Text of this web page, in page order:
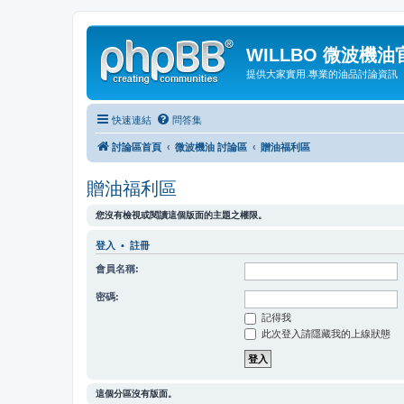
WILLBO 微波機油
提供大家實用.專業的油品討論資訊
快速連結 問答集
討論區首頁 微波機油 討論區 贈油福利區
贈油福利區
您沒有檢視或閱讀這個版面的主題之權限。
登入 • 註冊
會員名稱:
密碼:
記得我
此次登入請隱藏我的上線狀態
這個分區沒有版面。